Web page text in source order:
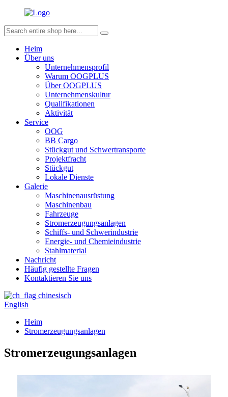
Heim
Über uns
Unternehmensprofil
Warum OOGPLUS
Über OOGPLUS
Unternehmenskultur
Qualifikationen
Aktivität
Service
OOG
BB Cargo
Stückgut und Schwertransporte
Projektfracht
Stückgut
Lokale Dienste
Galerie
Maschinenausrüstung
Maschinenbau
Fahrzeuge
Stromerzeugungsanlagen
Schiffs- und Schwerindustrie
Energie- und Chemieindustrie
Stahlmaterial
Nachricht
Häufig gestellte Fragen
Kontaktieren Sie uns
chinesisch
English
Heim
Stromerzeugungsanlagen
Stromerzeugungsanlagen